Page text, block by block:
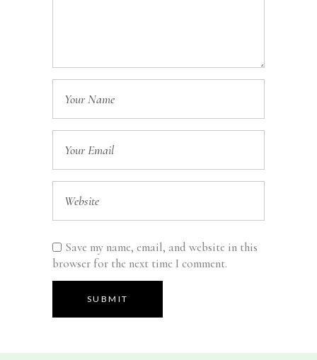
Save my name, email, and website in this
browser for the next time I comment.
SUBMIT